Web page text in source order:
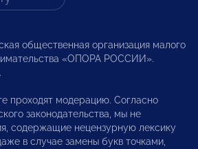
общественная организация малого
«ОПОРА РОССИИ».
проходят модерацию. Согласно
законодательства, мы не
содержащие нецензурную лексику
в случае замены букв точками,